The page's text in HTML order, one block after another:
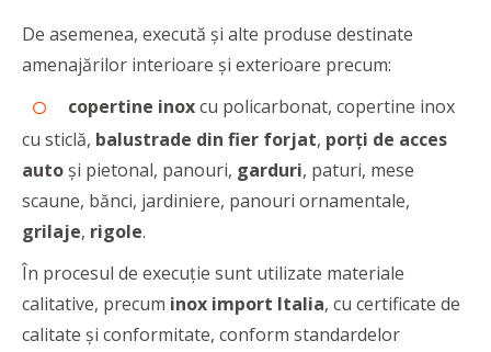
De asemenea, execută şi alte produse destinate
amenajărilor interioare şi exterioare precum:
copertine inoxcu policarbonat, copertine inox
cu sticlă, balustrade din fier forjat, porți de acces
auto și pietonal, panouri, garduri, paturi, mese
scaune, bănci, jardiniere, panouri ornamentale,
grilaje, rigole.
În procesul de execuție sunt utilizate materiale
calitative, precum inox import Italia, cu certificate de
calitate și conformitate, conform standardelor